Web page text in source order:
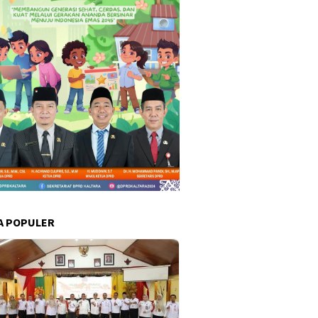
POPULER